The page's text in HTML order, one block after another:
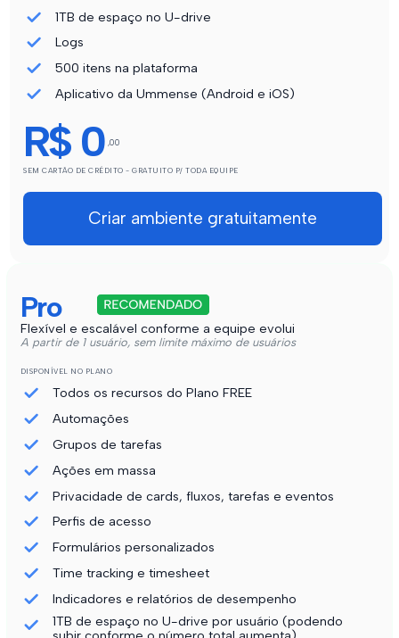
1TB de espaço no U-drive
Logs
500 itens na plataforma
Aplicativo da Ummense (Android e iOS)
R$ 0 ,00
SEM CARTÃO DE CRÉDITO - GRATUITO P/ TODA EQUIPE
Criar ambiente gratuitamente
Pro
Flexível e escalável conforme a equipe evolui
A partir de 1 usuário, sem limite máximo de usuários
DISPONÍVEL NO PLANO
Todos os recursos do Plano FREE
Automações
Grupos de tarefas
Ações em massa
Privacidade de cards, fluxos, tarefas e eventos
Perfis de acesso
Formulários personalizados
Time tracking e timesheet
Indicadores e relatórios de desempenho
1TB de espaço no U-drive por usuário (podendo